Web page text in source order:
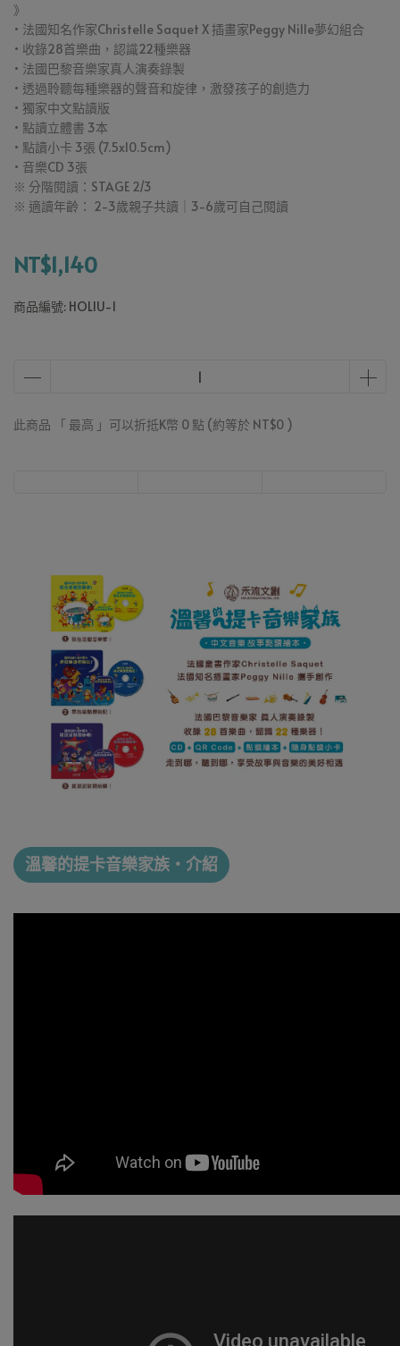
》
• 法國知名作家Christelle Saquet X 插畫家Peggy Nille夢幻組合
• 收錄28首樂曲，認識22種樂器
• 法國巴黎音樂家真人演奏錄製
• 透過聆聽每種樂器的聲音和旋律，激發孩子的創造力
• 獨家中文點讀版
• 點讀立體書 3本
• 點讀小卡 3張 (7.5x10.5cm)
• 音樂CD 3張
※ 分階閱讀：STAGE 2/3
※ 適讀年齡： 2-3歲親子共讀｜3-6歲可自己閱讀
NT$1,140
商品編號: HOLIU-1
此商品 「 最高 」可以折抵K幣 0 點 (約等於 NT$0 )
溫馨的提卡音樂家族・介紹